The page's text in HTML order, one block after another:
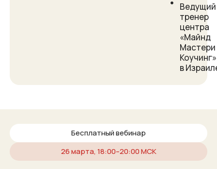
Ведущий
тренер
центра
«Майнд
Мастери
Коучинг»
в
Бесплатный вебинар
26 марта, 18:00–20:00 МСК